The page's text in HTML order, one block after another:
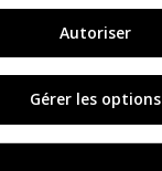
Autoriser
Gérer les options